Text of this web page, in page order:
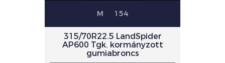
M 154
315/70R22.5 LandSpider
AP600 Tgk. kormányzott
gumiabroncs